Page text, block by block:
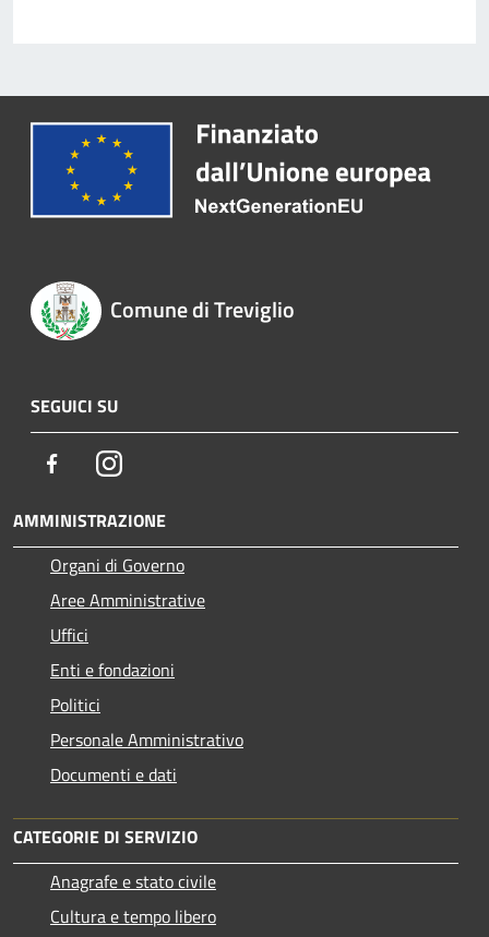
Comune di Treviglio
SEGUICI SU
FacebookInstagram
AMMINISTRAZIONE
Organi di Governo
Aree Amministrative
Uffici
Enti e fondazioni
Politici
Personale Amministrativo
Documenti e dati
CATEGORIE DI SERVIZIO
Anagrafe e stato civile
Cultura e tempo libero